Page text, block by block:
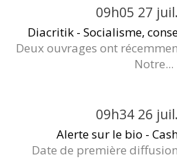
09h05 27
Diacritik - Socialisme,
Deux ouvrages ont
Notre...
09h34 26
Alerte sur le bio -
Date de première